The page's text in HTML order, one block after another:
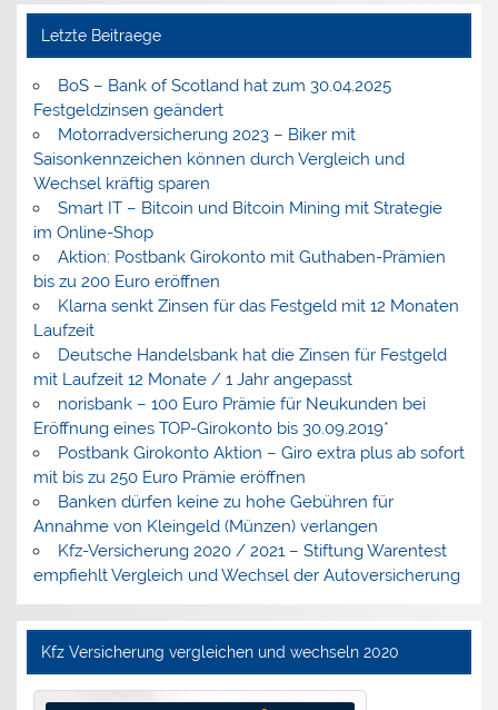
Letzte Beitraege
BoS – Bank of Scotland hat zum 30.04.2025
Festgeldzinsen geändert
Motorradversicherung 2023 – Biker mit
Saisonkennzeichen können durch Vergleich und
Wechsel kräftig sparen
Smart IT – Bitcoin und Bitcoin Mining mit Strategie
im Online-Shop
Aktion: Postbank Girokonto mit Guthaben-Prämien
bis zu 200 Euro eröffnen
Klarna senkt Zinsen für das Festgeld mit 12 Monaten
Laufzeit
Deutsche Handelsbank hat die Zinsen für Festgeld
mit Laufzeit 12 Monate / 1 Jahr angepasst
norisbank – 100 Euro Prämie für Neukunden bei
Eröffnung eines TOP-Girokonto bis 30.09.2019*
Postbank Girokonto Aktion – Giro extra plus ab sofort
mit bis zu 250 Euro Prämie eröffnen
Banken dürfen keine zu hohe Gebühren für
Annahme von Kleingeld (Münzen) verlangen
Kfz-Versicherung 2020 / 2021 – Stiftung Warentest
empfiehlt Vergleich und Wechsel der Autoversicherung
Kfz Versicherung vergleichen und wechseln 2020